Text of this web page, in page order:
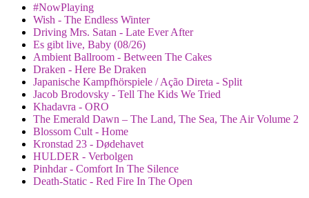
#NowPlaying
Wish - The Endless Winter
Driving Mrs. Satan - Late Ever After
Es gibt live, Baby (08/26)
Ambient Ballroom - Between The Cakes
Draken - Here Be Draken
Japanische Kampfhörspiele / Ação Direta - Split
Jacob Brodovsky - Tell The Kids We Tried
Khadavra - ORO
The Emerald Dawn – The Land, The Sea, The Air Volume 2
Blossom Cult - Home
Kronstad 23 - Dødehavet
HULDER - Verbolgen
Pinhdar - Comfort In The Silence
Death-Static - Red Fire In The Open